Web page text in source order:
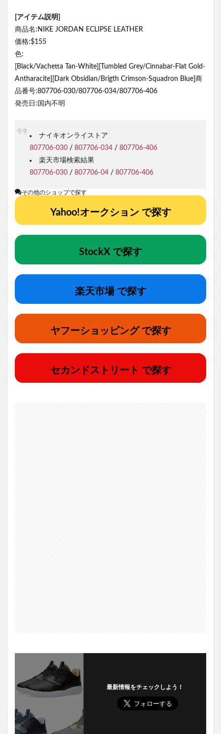
[アイテム説明]
商品名:NIKE JORDAN ECLIPSE LEATHER
価格:$155
色:
[Black/Vachetta Tan-White][Tumbled Grey/Cinnabar-Flat Gold-
Antharacite][Dark Obsidian/Brigth Crimson-Squadron Blue]商
品番号:807706-030/807706-034/807706-406
発売日:国内不明
ナイキオンライストア
807706-030 / 807706-034 / 807706-406
楽天市場検索結果
807706-030 / 807706-04 / 807706-406
その他のショップで探す
Yahoo!オークション で探す
StockX で探す
楽天市場 で探す
ヤフーショッピング で探す
セカンドストリート で探す
最新情報をチェックしよう！